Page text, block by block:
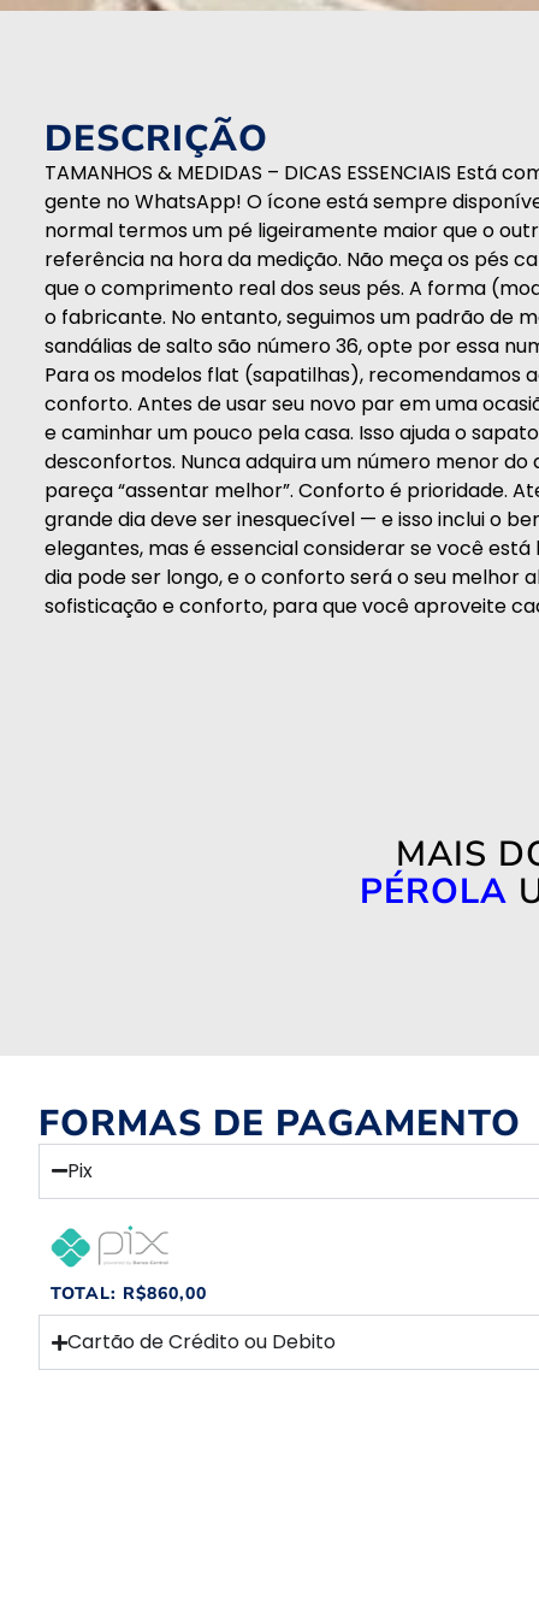
DESCRIÇÃO
TAMANHOS & MEDIDAS – DICAS ESSENCIAIS
gente no WhatsApp! O ícone está sempre
normal termos um pé ligeiramente maior que o
referência na hora da medição. Não meça os pés
que o comprimento real dos seus pés. A forma
o fabricante. No entanto, seguimos um padrão de
sandálias de salto são número 36, opte por essa
Para os modelos flat (sapatilhas), recomendamos
conforto. Antes de usar seu novo par em uma
e caminhar um pouco pela casa. Isso ajuda o
desconfortos. Nunca adquira um número menor
pareça “assentar melhor”. Conforto é prioridade.
grande dia deve ser inesquecível — e isso inclui o
elegantes, mas é essencial considerar se você
dia pode ser longo, e o conforto será o seu melhor
sofisticação e conforto, para que você aproveite
MAIS
PÉROLA
FORMAS DE PAGAMENTO
Pix
TOTAL: R$860,00
Cartão de Crédito ou Debito